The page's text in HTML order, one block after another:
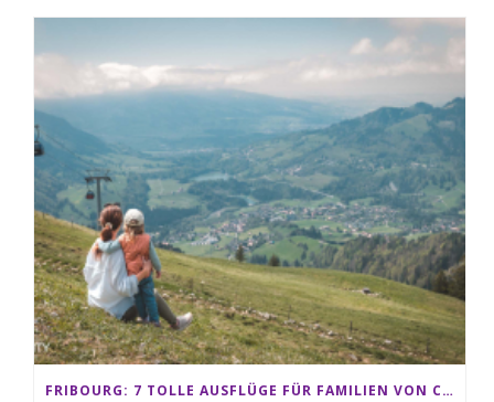
FRIBOURG: 7 TOLLE AUSFLÜGE FÜR FAMILIEN VON CHARMEY BIS LES PACCOTS